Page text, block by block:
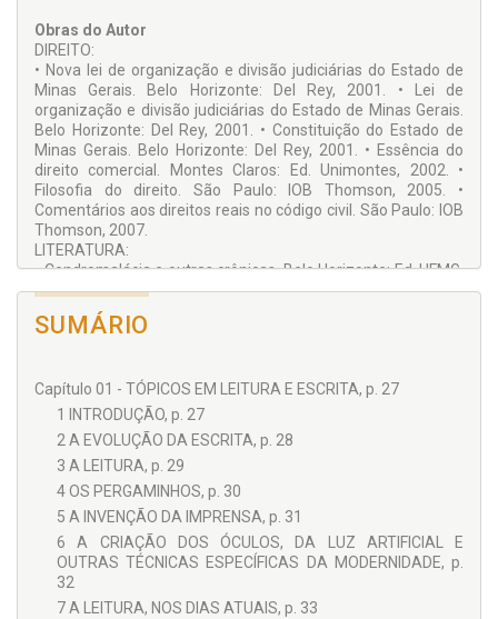
Obras do Autor
DIREITO:
• Nova lei de organização e divisão judiciárias do Estado de
Minas Gerais. Belo Horizonte: Del Rey, 2001. • Lei de
organização e divisão judiciárias do Estado de Minas Gerais.
Belo Horizonte: Del Rey, 2001. • Constituição do Estado de
Minas Gerais. Belo Horizonte: Del Rey, 2001. • Essência do
direito comercial. Montes Claros: Ed. Unimontes, 2002. •
Filosofia do direito. São Paulo: IOB Thomson, 2005. •
Comentários aos direitos reais no código civil. São Paulo: IOB
Thomson, 2007.
LITERATURA:
• Condromalácia e outras crônicas. Belo Horizonte: Ed. UFMG,
1990. • Sabor acre da vida. Belo Horizonte: Cuatiara, 1992. •
Farnôt. Belo Horizonte: Cuatiara, 1994.
EDUCAÇÃO:
SUMÁRIO
Capítulo 01 - TÓPICOS EM LEITURA E ESCRITA, p. 27
1 INTRODUÇÃO, p. 27
2 A EVOLUÇÃO DA ESCRITA, p. 28
3 A LEITURA, p. 29
4 OS PERGAMINHOS, p. 30
5 A INVENÇÃO DA IMPRENSA, p. 31
6 A CRIAÇÃO DOS ÓCULOS, DA LUZ ARTIFICIAL E
OUTRAS TÉCNICAS ESPECÍFICAS DA MODERNIDADE, p.
32
7 A LEITURA, NOS DIAS ATUAIS, p. 33